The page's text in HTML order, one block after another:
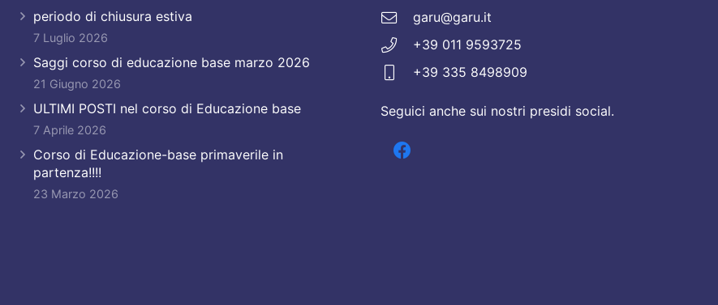
periodo di chiusura estiva
7 Luglio 2026
Saggi corso di educazione base marzo 2026
21 Giugno 2026
ULTIMI POSTI nel corso di Educazione base
7 Aprile 2026
Corso di Educazione-base primaverile in
partenza!!!!
23 Marzo 2026
garu@garu.it
+39 011 9593725
+39 335 8498909
Seguici anche sui nostri presidi social.